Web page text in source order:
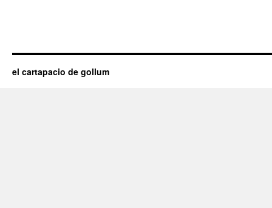
el cartapacio de gollum